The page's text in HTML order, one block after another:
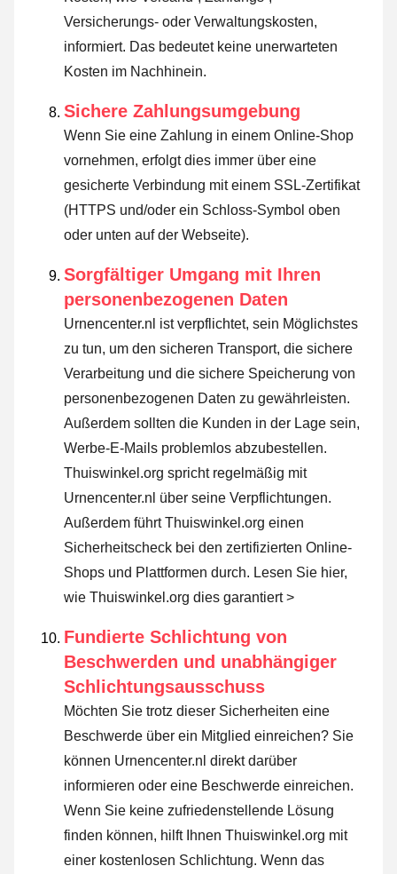
Versicherungs- oder Verwaltungskosten,
informiert. Das bedeutet keine unerwarteten
Kosten im Nachhinein.
Sichere Zahlungsumgebung
Wenn Sie eine Zahlung in einem Online-Shop
vornehmen, erfolgt dies immer über eine
gesicherte Verbindung mit einem SSL-Zertifikat
(HTTPS und/oder ein Schloss-Symbol oben
oder unten auf der Webseite).
Sorgfältiger Umgang mit Ihren
personenbezogenen Daten
Urnencenter.nl ist verpflichtet, sein Möglichstes
zu tun, um den sicheren Transport, die sichere
Verarbeitung und die sichere Speicherung von
personenbezogenen Daten zu gewährleisten.
Außerdem sollten die Kunden in der Lage sein,
Werbe-E-Mails problemlos abzubestellen.
Thuiswinkel.org spricht regelmäßig mit
Urnencenter.nl über seine Verpflichtungen.
Außerdem führt Thuiswinkel.org einen
Sicherheitscheck bei den zertifizierten Online-
Shops und Plattformen durch. Lesen Sie hier,
wie Thuiswinkel.org dies garantiert >
Fundierte Schlichtung von
Beschwerden und unabhängiger
Schlichtungsausschuss
Möchten Sie trotz dieser Sicherheiten eine
Beschwerde über ein Mitglied einreichen? Sie
können Urnencenter.nl direkt darüber
informieren oder eine Beschwerde einreichen.
Wenn Sie keine zufriedenstellende Lösung
finden können, hilft Ihnen Thuiswinkel.org mit
einer kostenlosen Schlichtung. Wenn das